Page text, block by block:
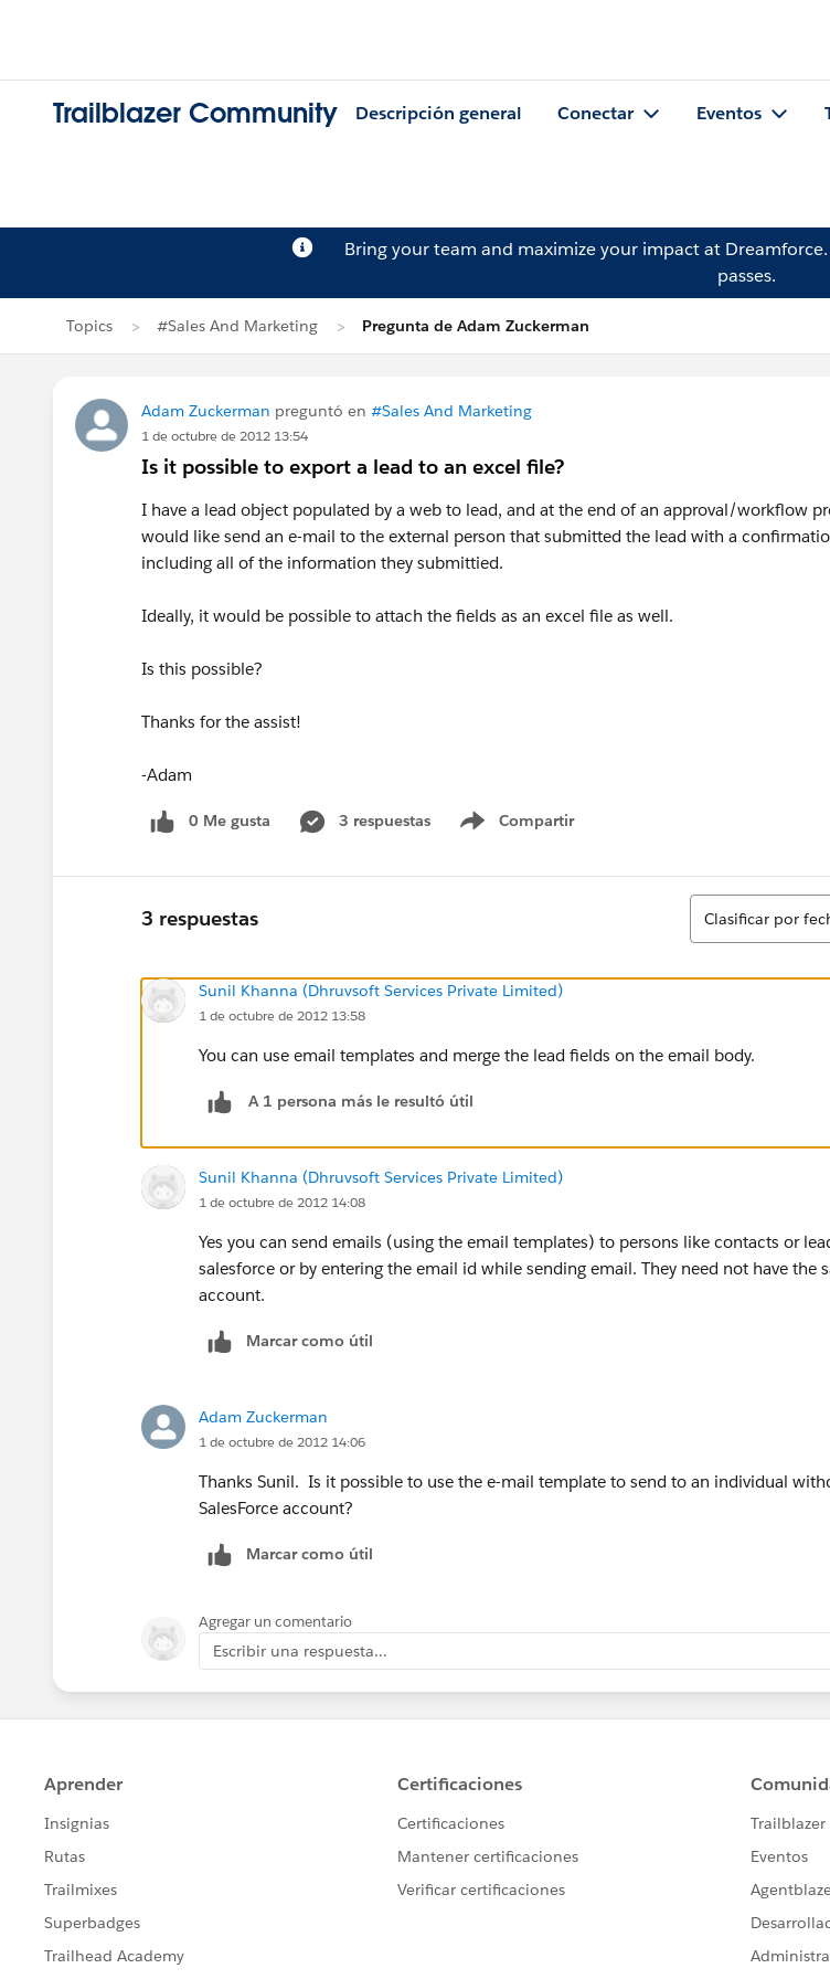
Trailblazer Community Descripción general Conectar Eventos
Bring your team and maximize your impact at Dreamforce.
passes.
Topics #Sales And Marketing Pregunta de Adam Zuckerman
Adam Zuckerman preguntó en #Sales And Marketing
1 de octubre de 2012 13:54
Is it possible to export a lead to an excel file?
I have a lead object populated by a web to lead, and at the end of an approval/workflow
would like send an e-mail to the external person that submitted the lead with a
including all of the information they submittied.
Ideally, it would be possible to attach the fields as an excel file as well.
Is this possible?
Thanks for the assist!
-Adam
0 Me gusta 3 respuestas Compartir
Show menu
3 respuestas
Ordenar
Clasificar por
Sunil Khanna (Dhruvsoft Services Private Limited)
1 de octubre de 2012 13:58
You can use email templates and merge the lead fields on the email body.
A 1 persona más le resultó útil
Sunil Khanna (Dhruvsoft Services Private Limited)
1 de octubre de 2012 14:08
Yes you can send emails (using the email templates) to persons like contacts or
salesforce or by entering the email id while sending email. They need not have the
account.
Marcar como útil
Adam Zuckerman
1 de octubre de 2012 14:06
Thanks Sunil. Is it possible to use the e-mail template to send to an individual
SalesForce account?
Marcar como útil
Agregar un comentario
Escribir una respuesta...